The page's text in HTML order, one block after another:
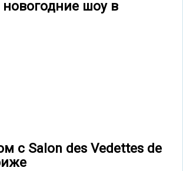
шоу в
с Salon des Vedettes de